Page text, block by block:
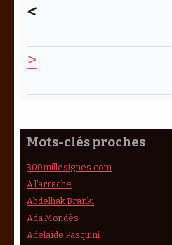
<
>
Mots-clés proches
300millesignes.com
A l’arrache
Abdelhak Branki
Ada Mondès
Adelaïde Pasquini